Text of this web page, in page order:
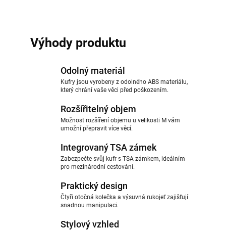
Výhody produktu
Odolný materiál
Kufry jsou vyrobeny z odolného ABS materiálu,
který chrání vaše věci před poškozením.
Rozšířitelný objem
Možnost rozšíření objemu u velikosti M vám
umožní přepravit více věcí.
Integrovaný TSA zámek
Zabezpečte svůj kufr s TSA zámkem, ideálním
pro mezinárodní cestování.
Praktický design
Čtyři otočná kolečka a výsuvná rukojeť zajišťují
snadnou manipulaci.
Stylový vzhled